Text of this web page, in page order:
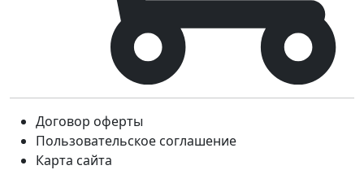
Договор оферты
Пользовательское соглашение
Карта сайта